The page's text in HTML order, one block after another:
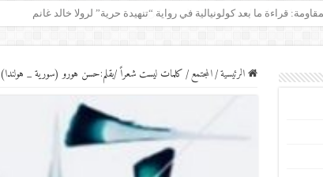
). تصدر ديوانها الجديدديوان “قال لي فأنْصَتُ للقصيدة”
الرئيسية/المجتمع/كلمات ليست شعراً /بقلم:حسن هورو (سورية _ هولندا)